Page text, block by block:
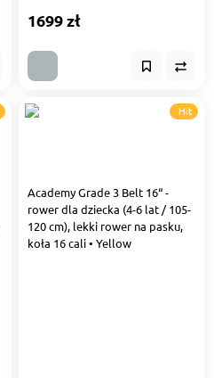
1699 zł
Hit
Academy Grade 3 Belt 16“ -
rower dla dziecka (4-6 lat / 105-
120 cm), lekki rower na pasku,
koła 16 cali • Yellow